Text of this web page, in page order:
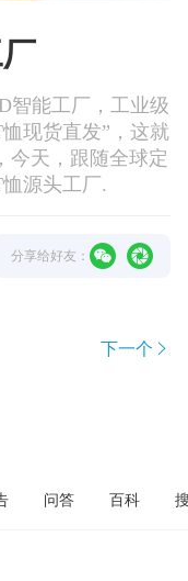
智能工厂，工业级
现货直发”，这就
今天，跟随全球定
源头工厂.
分享给好友：
下一个
问答 百科